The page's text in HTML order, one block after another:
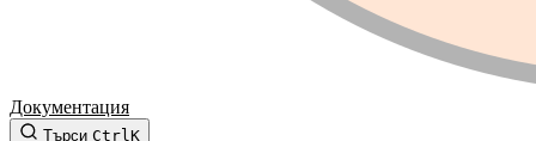
Документация
Търси CtrlK